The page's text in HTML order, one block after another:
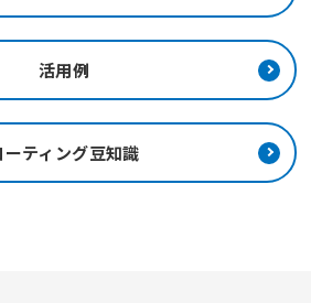
活用例
ーティング豆知識